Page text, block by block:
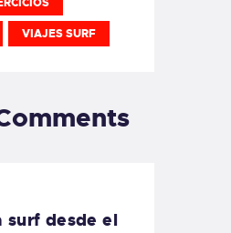
VIAJES SURF
surf desde el